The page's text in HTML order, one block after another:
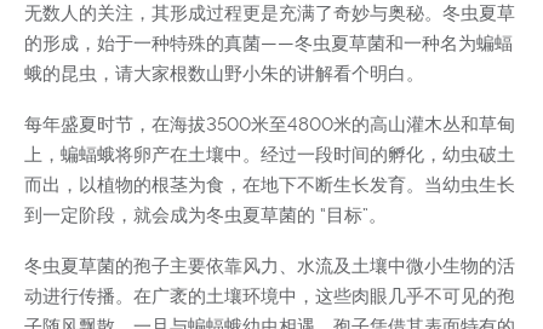
无数人的关注，其形成过程更是充满了奇妙与奥秘。冬虫夏草
的形成，始于一种特殊的真菌——冬虫夏草菌和一种名为蝙蝠
蛾的昆虫，请大家根数山野小朱的讲解看个明白。
每年盛夏时节，在海拔3500米至4800米的高山灌木丛和草甸
上，蝙蝠蛾将卵产在土壤中。经过一段时间的孵化，幼虫破土
而出，以植物的根茎为食，在地下不断生长发育。当幼虫生长
到一定阶段，就会成为冬虫夏草菌的 “目标”。
冬虫夏草菌的孢子主要依靠风力、水流及土壤中微小生物的活
动进行传播。在广袤的土壤环境中，这些肉眼几乎不可见的孢